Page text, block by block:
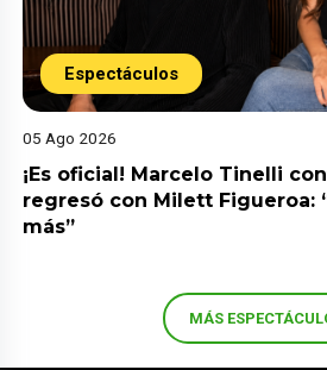
Espectáculos
05 Ago 2026
¡Es oficial! Marcelo Tinelli
regresó con Milett Figueroa:
más”
MÁS